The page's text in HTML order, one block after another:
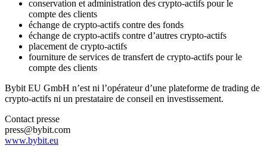
conservation et administration des crypto-actifs pour le
compte des clients
échange de crypto-actifs contre des fonds
échange de crypto-actifs contre d’autres crypto-actifs
placement de crypto-actifs
fourniture de services de transfert de crypto-actifs pour le
compte des clients
Bybit EU GmbH n’est ni l’opérateur d’une plateforme de trading de
crypto-actifs ni un prestataire de conseil en investissement.
Contact presse
press@bybit.com
www.bybit.eu